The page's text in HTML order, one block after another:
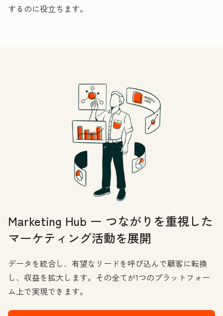
するのに役立ちます。
Marketing Hub ー つながりを重視した
マーケティング活動を展開
データを統合し、有望なリードを呼び込んで顧客に転換
し、収益を拡大します。その全てが1つのプラットフォー
ム上で実現できます。